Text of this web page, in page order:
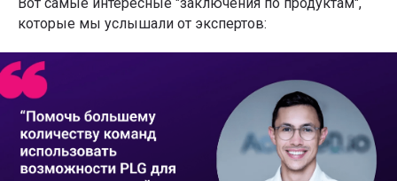
которые мы услышали от экспертов: